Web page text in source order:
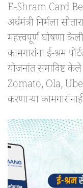
E-Shram Card
अर्थमंत्री निर्मला
महत्त्वपूर्ण घोषणा
कामगारांना ई-श्रम
योजनांत समाविष्ट
Zomato, Ola,
करणाऱ्या